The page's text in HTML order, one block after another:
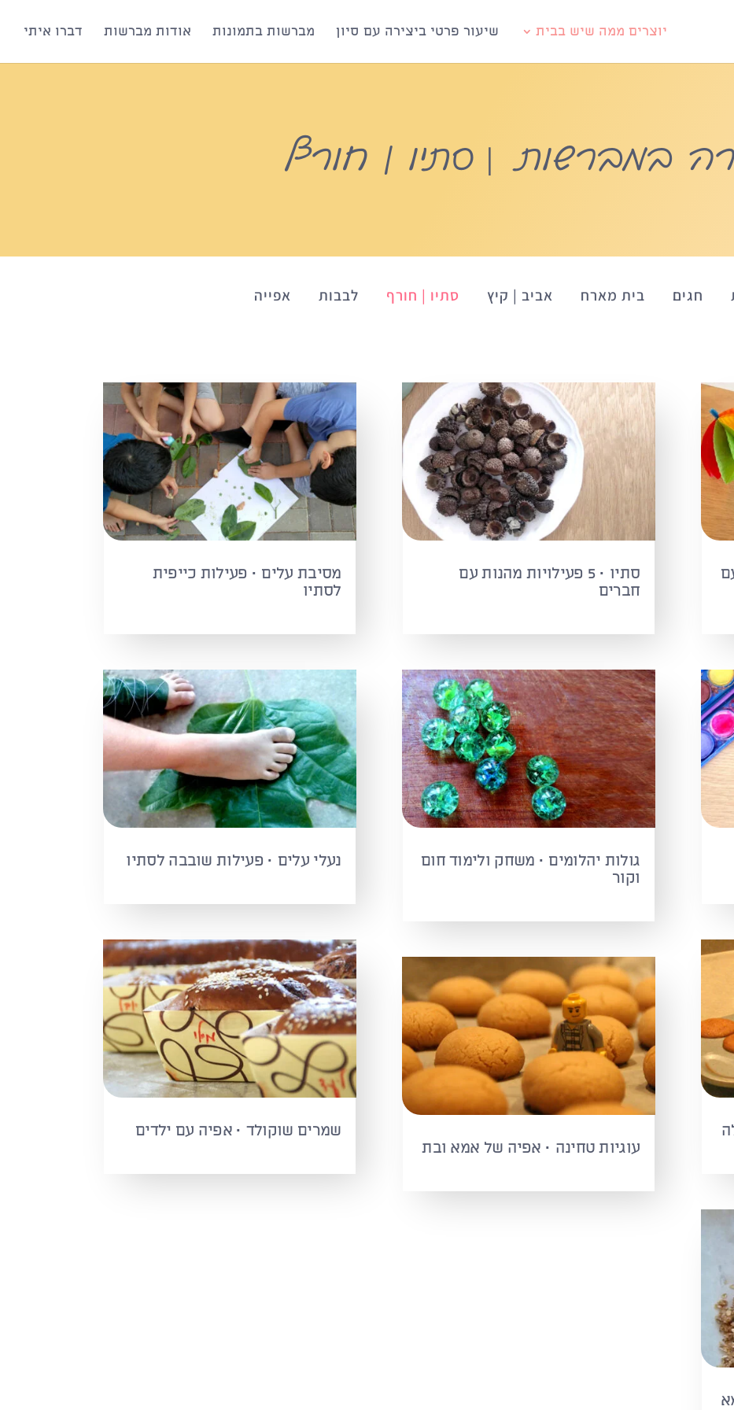
יוצרים ממה שיש בבית שיעור פרטי ביצירה עם סיון מברשות בתמונות אודות מברשות דברו איתי
במברשות | סתיו | חורף
חגים בית מארח אביב | קיץ סתיו | חורף לבבות אפייה
סתיו · 5 פעילויות מהנות עם
חברים
גולות יהלומים · משחק ולימוד חום
וקור
עוגיות טחינה · אפיה של אמא ובת
מסיבת עלים · פעילות כייפית
לסתיו
נעלי עלים · פעילות שובבה לסתיו
שמרים שוקולד · אפיה עם ילדים